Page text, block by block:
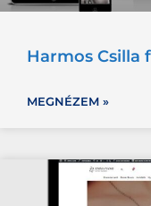
Harmos Csilla
MEGNÉZEM »